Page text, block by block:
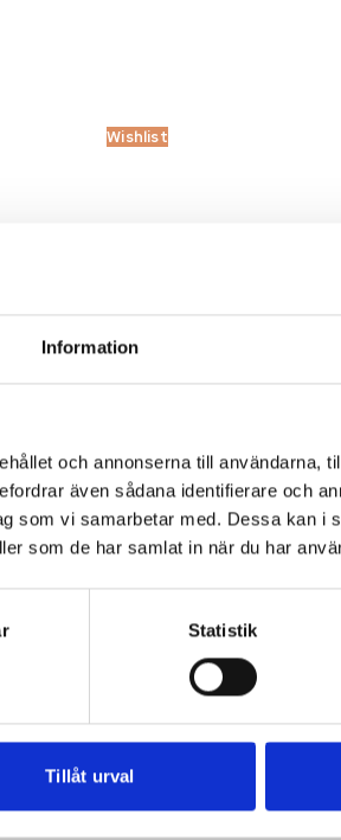
Information
och annonserna till användarna,
även sådana identifierare och
som vi samarbetar med. Dessa kan i
som de har samlat in när du har
Statistik
Tillåt urval
Wishlist